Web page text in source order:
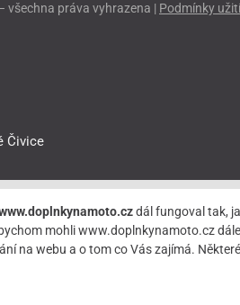
práva vyhrazena | Podmínky užití
Čivice
dál fungoval tak,
mohli www.doplnkynamoto.cz
na webu a o tom co Vás zajímá.